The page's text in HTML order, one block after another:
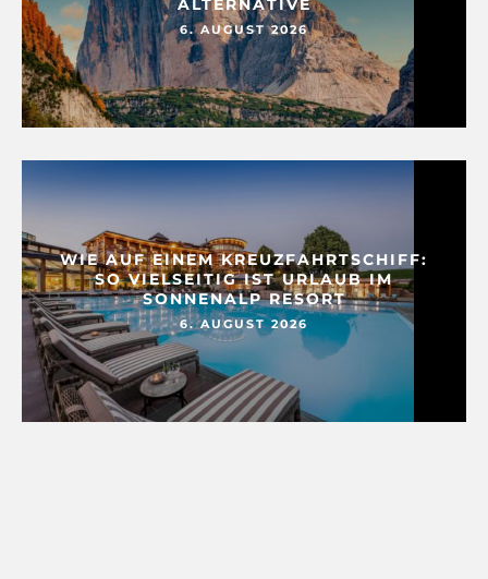
ALTERNATIVE
6. AUGUST 2026
WIE AUF EINEM KREUZFAHRTSCHIFF:
SO VIELSEITIG IST URLAUB IM
SONNENALP RESORT
6. AUGUST 2026